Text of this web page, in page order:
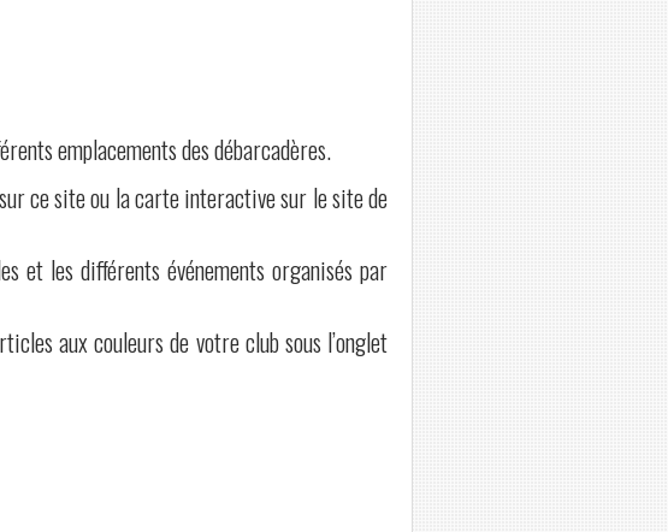
emplacements des débarcadères.
ce site ou la carte interactive sur le site de
et les différents événements organisés par
aux couleurs de votre club sous l’onglet